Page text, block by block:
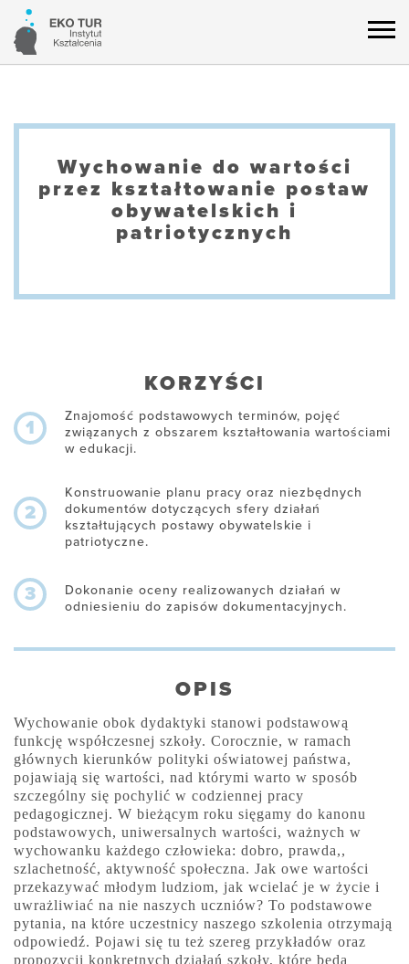
Wychowanie do wartości
przez kształtowanie postaw
obywatelskich i
patriotycznych
KORZYŚCI
1
Znajomość podstawowych terminów, pojęć
związanych z obszarem kształtowania wartościami
w edukacji.
2
Konstruowanie planu pracy oraz niezbędnych
dokumentów dotyczących sfery działań
kształtujących postawy obywatelskie i
patriotyczne.
3
Dokonanie oceny realizowanych działań w
odniesieniu do zapisów dokumentacyjnych.
OPIS
Wychowanie obok dydaktyki stanowi podstawową
funkcję współczesnej szkoły. Corocznie, w ramach
głównych kierunków polityki oświatowej państwa,
pojawiają się wartości, nad którymi warto w sposób
szczególny się pochylić w codziennej pracy
pedagogicznej. W bieżącym roku sięgamy do kanonu
podstawowych, uniwersalnych wartości, ważnych w
wychowanku każdego człowieka: dobro, prawda,,
szlachetność, aktywność społeczna. Jak owe wartości
przekazywać młodym ludziom, jak wcielać je w życie i
uwrażliwiać na nie naszych uczniów? To podstawowe
pytania, na które uczestnicy naszego szkolenia otrzymają
odpowiedź. Pojawi się tu też szereg przykładów oraz
propozycji konkretnych działań szkoły, które będą